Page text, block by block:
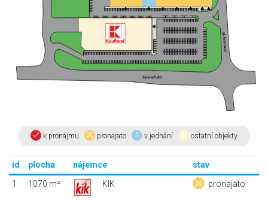
k pronájmu pronajato v jednání ostatní objekty
id plocha nájemce
stav
1
1070 m² KIK pronajato